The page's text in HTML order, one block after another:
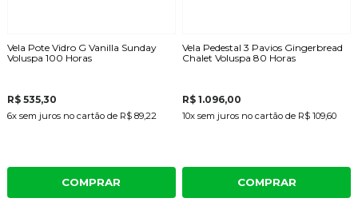
Vela Pote Vidro G Vanilla Sunday
Voluspa 100 Horas
R$ 535,30
6x sem juros no cartãode R$ 89,22
COMPRAR
Vela Pedestal 3 Pavios Gingerbread
Chalet Voluspa 80 Horas
R$ 1.096,00
10x sem juros no cartão de R$ 109,60
COMPRAR